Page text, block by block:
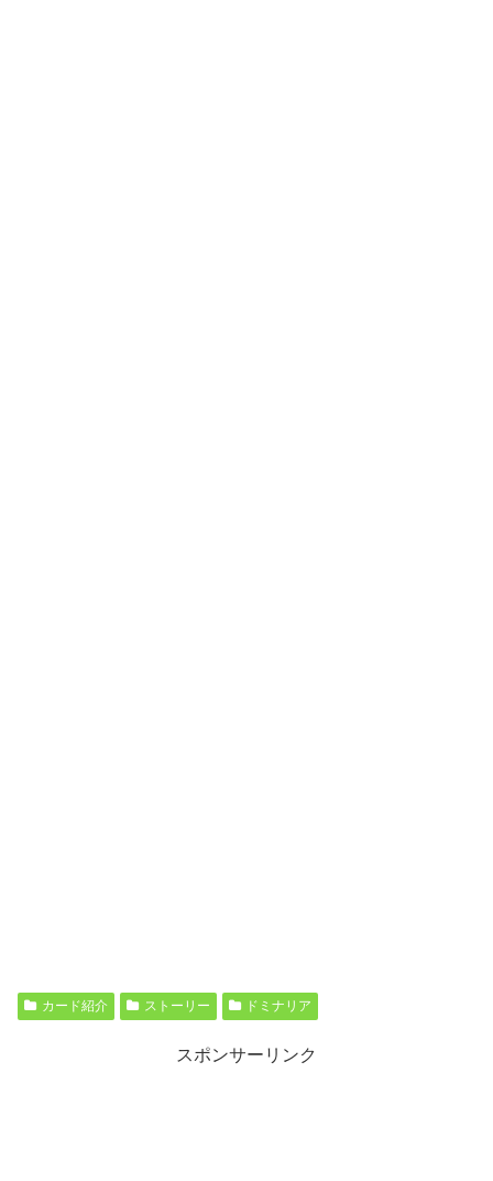
カード紹介 ストーリー ドミナリア
スポンサーリンク